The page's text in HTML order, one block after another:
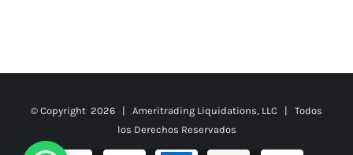
© Copyright 2026 | Ameritrading Liquidations, LLC | Todos
los Derechos Reservados